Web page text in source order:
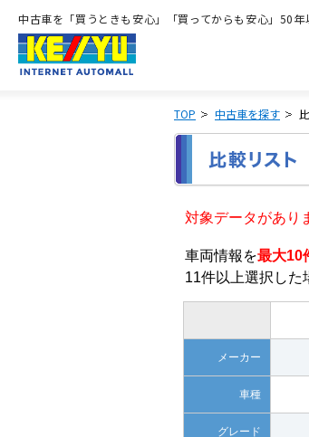
中古車を「買うときも安心」「買ってからも安心」50
TOP 中古車を探す
対象データがあり
車両情報を最大10
11件以上選択した
メーカー
車種
グレード